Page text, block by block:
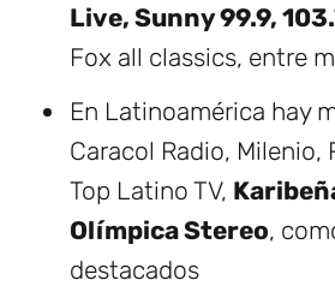
Live, Sunny 99.9,
Fox all classics, entre
En Latinoamérica hay
Caracol Radio, Milenio,
Top Latino TV,
Olímpica Stereo,
destacados